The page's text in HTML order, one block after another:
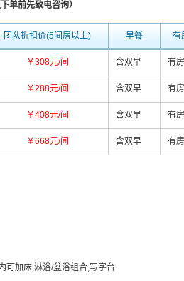
单前先致电咨询）
团队折扣价(5间房以上) 早餐 有
￥308元/间 含双早 有房
￥288元/间 含双早 有房
￥408元/间 含双早 有房
￥668元/间 含双早 有房
可加床,淋浴/盆浴组合,写字台